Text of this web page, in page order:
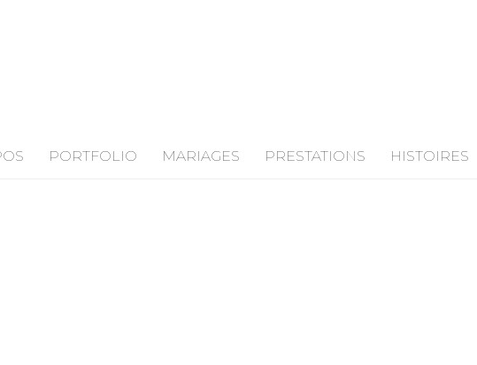
PORTFOLIO MARIAGES PRESTATIONS HISTOIRES